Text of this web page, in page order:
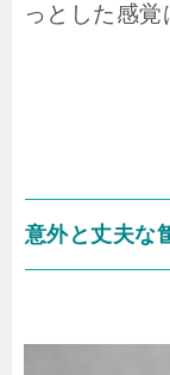
っとした感覚
意外と丈夫な